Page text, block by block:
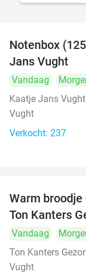
Notenbox
Jans Vught
Vandaag
Kaatje Jans Vught
Vught
Verkocht: 237
Warm
Ton Kanters
Vandaag
Ton Kanters
Vught